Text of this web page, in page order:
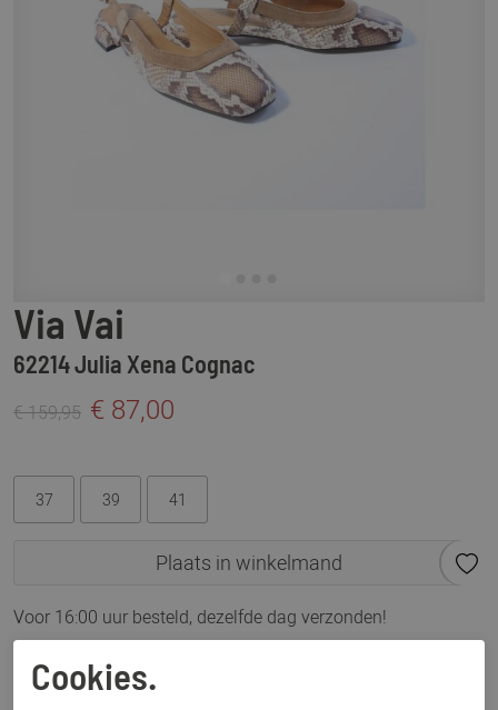
Via Vai
62214 Julia Xena Cognac
€ 159,95 € 87,00
37 39 41
Plaats in winkelmand
Voor 16:00 uur besteld, dezelfde dag verzonden!
Omschrijving
Cookies.